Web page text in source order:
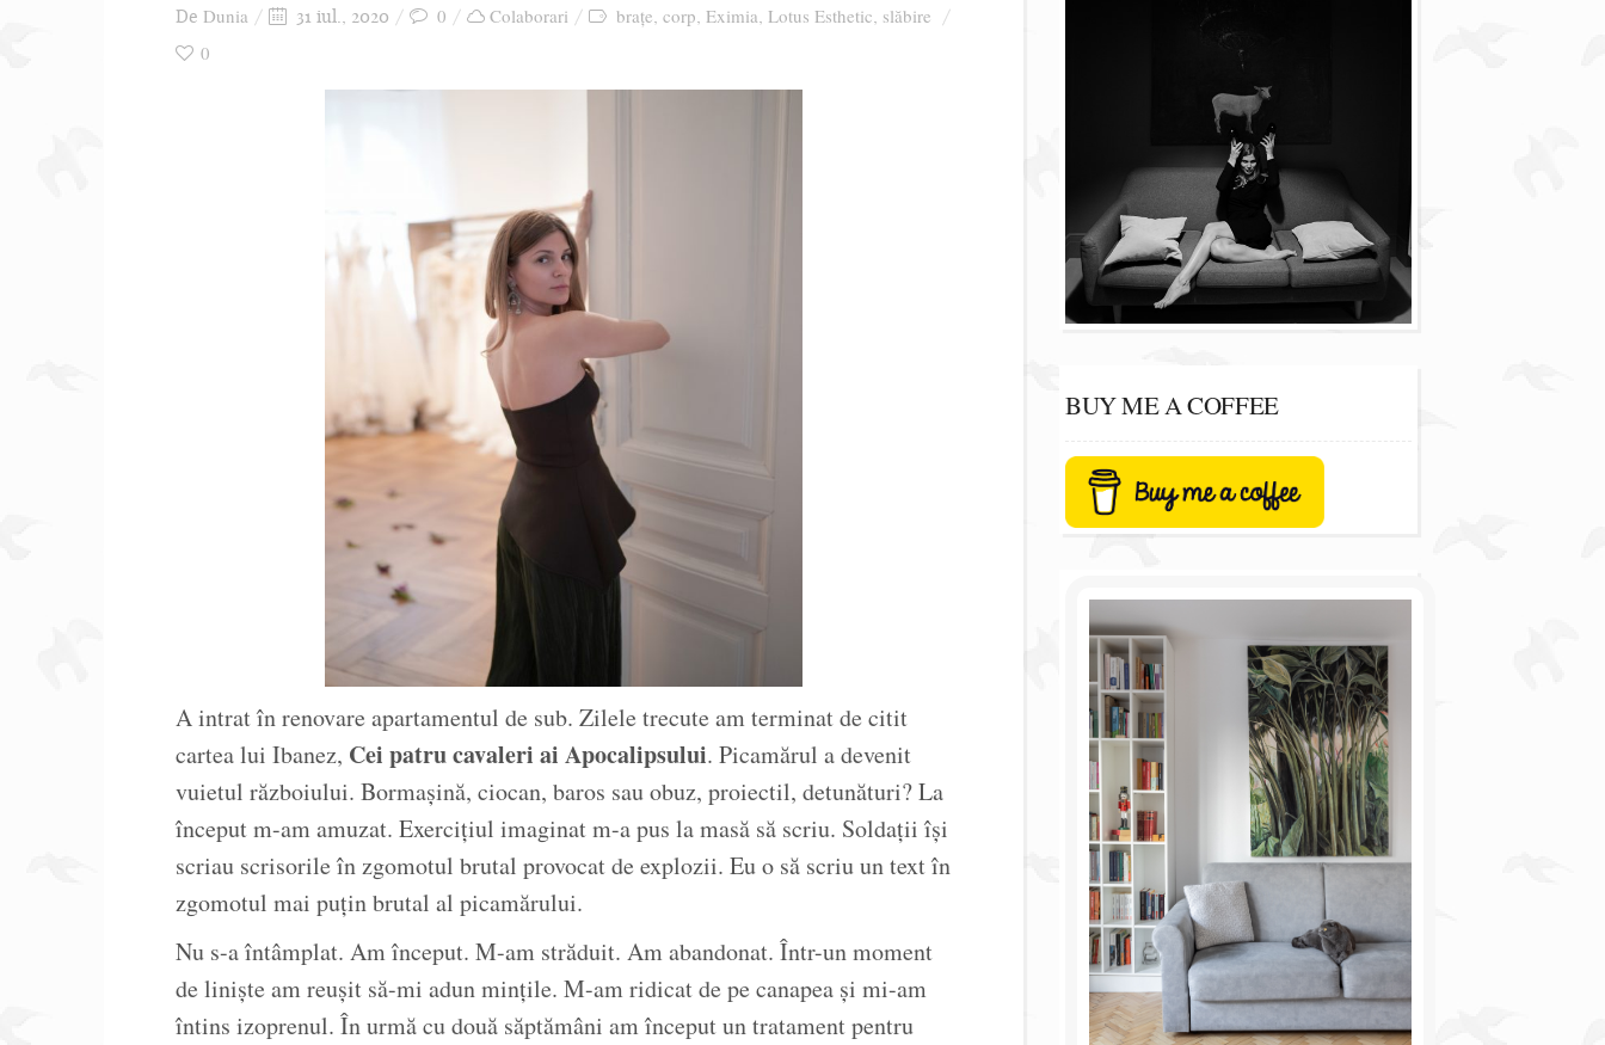
De Dunia 31 iul., 2020 0 Colaborari brațe, corp, Eximia, Lotus Esthetic, slăbire
0
A intrat în renovare apartamentul de sub. Zilele trecute am terminat de citit
cartea lui Ibanez, Cei patru cavaleri ai Apocalipsului. Picamărul a devenit
vuietul războiului. Bormașină, ciocan, baros sau obuz, proiectil, detunături? La
început m-am amuzat. Exercițiul imaginat m-a pus la masă să scriu. Soldații își
scriau scrisorile în zgomotul brutal provocat de explozii. Eu o să scriu un text în
zgomotul mai puțin brutal al picamărului.
Nu s-a întâmplat. Am început. M-am străduit. Am abandonat. Într-un moment
de liniște am reușit să-mi adun mințile. M-am ridicat de pe canapea și mi-am
întins izoprenul. În urmă cu două săptămâni am început un tratament pentru
BUY ME A COFFEE